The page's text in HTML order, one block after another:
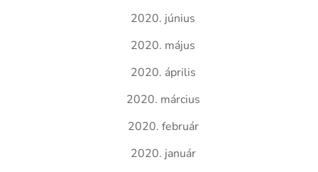
2020. június
2020. május
2020. április
2020. március
2020. február
2020. január